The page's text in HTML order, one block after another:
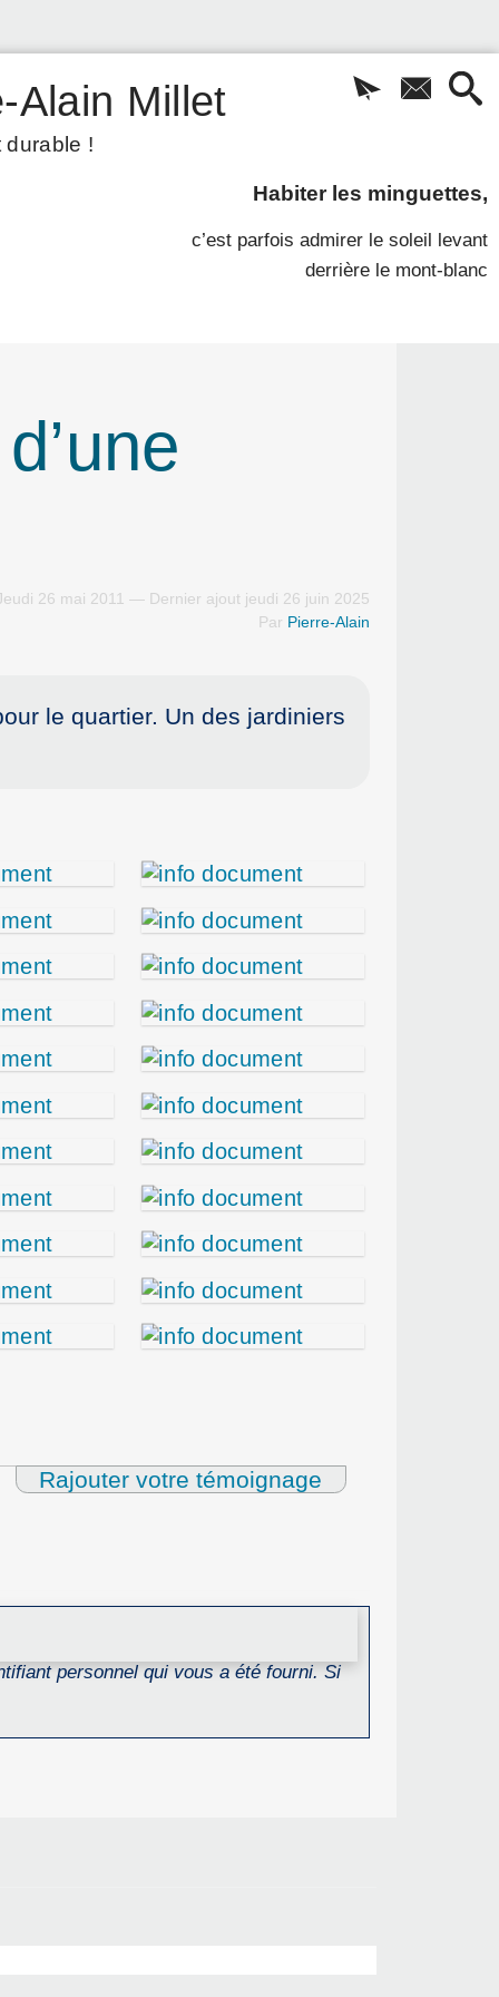
Alain Millet
durable !
Habiter les minguettes,
c’est parfois admirer le soleil levant
derrière le mont-blanc
26 mai 2011 — Dernier ajout jeudi 26 juin 2025
Par Pierre-Alain
le quartier. Un des jardiniers
Rajouter votre témoignage
personnel qui vous a été fourni. Si